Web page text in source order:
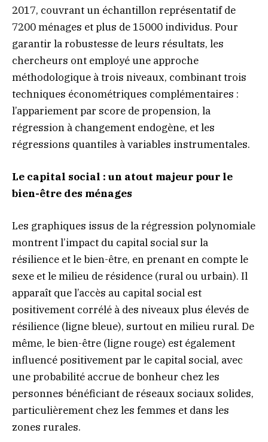
2017, couvrant un échantillon représentatif de
7200 ménages et plus de 15000 individus. Pour
garantir la robustesse de leurs résultats, les
chercheurs ont employé une approche
méthodologique à trois niveaux, combinant trois
techniques économétriques complémentaires :
l’appariement par score de propension, la
régression à changement endogène, et les
régressions quantiles à variables instrumentales.
Le capital social : un atout majeur pour le
bien-être des ménages
Les graphiques issus de la régression polynomiale
montrent l’impact du capital social sur la
résilience et le bien-être, en prenant en compte le
sexe et le milieu de résidence (rural ou urbain). Il
apparaît que l’accès au capital social est
positivement corrélé à des niveaux plus élevés de
résilience (ligne bleue), surtout en milieu rural. De
même, le bien-être (ligne rouge) est également
influencé positivement par le capital social, avec
une probabilité accrue de bonheur chez les
personnes bénéficiant de réseaux sociaux solides,
particulièrement chez les femmes et dans les
zones rurales.